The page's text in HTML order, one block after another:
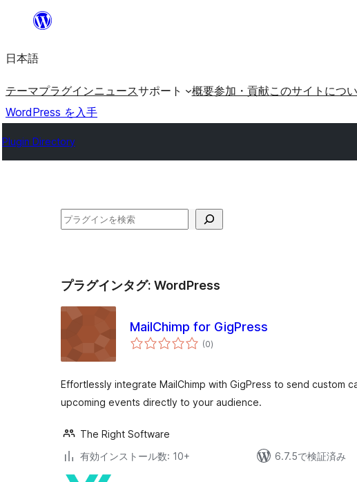
を
ッ
プ
日本語
テーマプラグインニュースサポート 概要参加・貢献このサイトにつ
WordPress を入手
Plugin Directory
検
プラグインタグ: WordPress
MailChimp for GigPress
(0個
の)
Effortlessly integrate MailChimp with GigPress to send custom
upcoming events directly to your audience.
The Right Software
有効インストール数: 10+
6.7.5で検証済み